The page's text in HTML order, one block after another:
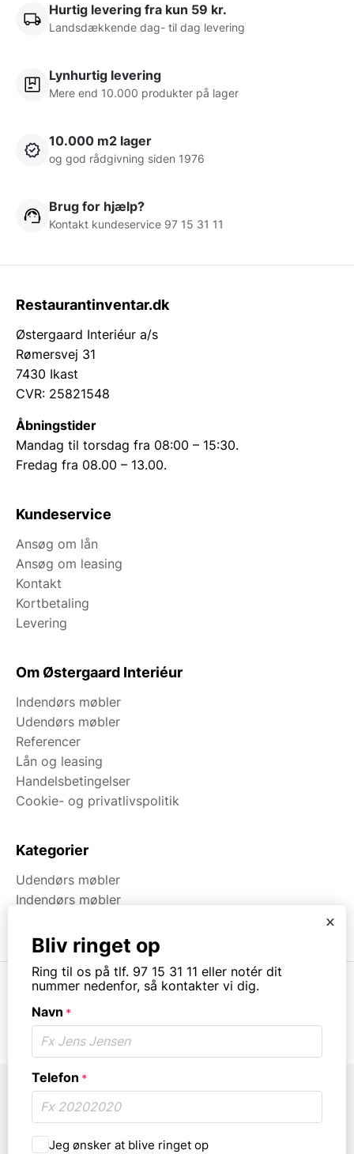
Hurtig levering fra kun 59 kr.
Landsdækkende dag- til dag levering
Lynhurtig levering
Mere end 10.000 produkter på lager
10.000 m2 lager
og god rådgivning siden 1976
Brug for hjælp?
Kontakt kundeservice 97 15 31 11
Restaurantinventar.dk
Østergaard Interiéur a/s
Rømersvej 31
7430 Ikast
CVR: 25821548
Åbningstider
Mandag til torsdag fra 08:00 – 15:30.
Fredag fra 08.00 – 13.00.
Kundeservice
Ansøg om lån
Ansøg om leasing
Kontakt
Kortbetaling
Levering
Om Østergaard Interiéur
Indendørs møbler
Udendørs møbler
Referencer
Lån og leasing
Handelsbetingelser
Cookie- og privatlivspolitik
Kategorier
Udendørs møbler
Indendørs møbler
© Copyright. All rights reserved.
x
Bliv ringet op
Ring til os på tlf. 97 15 31 11 eller notér dit
nummer nedenfor, så kontakter vi dig.
Navn *
Telefon *
MåJeg ønsker at blive ringet op